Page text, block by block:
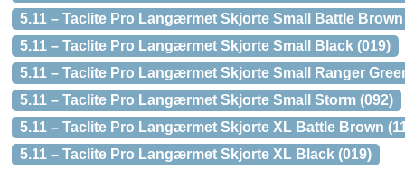
5.11 – Taclite Pro Langærmet Skjorte Small Battle Brown
5.11 – Taclite Pro Langærmet Skjorte Small Black (019)
5.11 – Taclite Pro Langærmet Skjorte Small Ranger
5.11 – Taclite Pro Langærmet Skjorte Small Storm (092)
5.11 – Taclite Pro Langærmet Skjorte XL Battle Brown
5.11 – Taclite Pro Langærmet Skjorte XL Black (019)